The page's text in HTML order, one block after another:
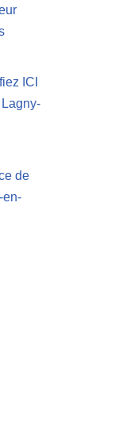
ICI
de
en-